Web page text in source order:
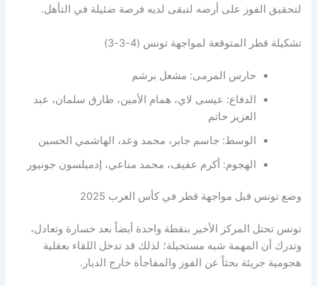
لتحقيق الفوز على أرضه لتبقى لديه فرصة ضئيلة في التأهل.
تشكيلة قطر المتوقعة لمواجهة تونس (4-3-3)
حارس المرمى: مشعل برشم
الدفاع: عيسى لاي، همام الأمين، طارق سلمان، عبد
العزيز حاتم
الوسط: جاسم جابر، محمد وعد، الهاشمي الحسين
الهجوم: أكرم عفيف، محمد مناعي، إدميلسون جونيور
وضع تونس قبل مواجهة قطر في كأس العرب 2025
تونس تحتل المركز الأخير بنقطة واحدة أيضاً بعد خسارة وتعادل،
وتدرك أن المهمة شبه مستحيلة؛ لذلك قد تدخل اللقاء بعقلية
هجومية جريئة بحثاً عن الفوز والمفاجأة خارج الديار.